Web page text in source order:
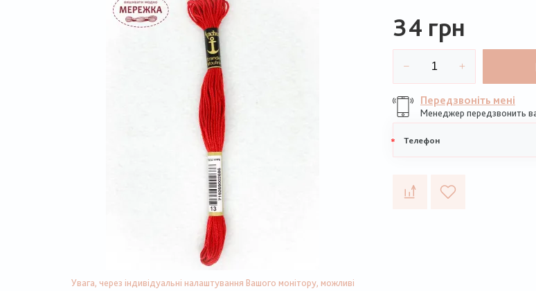
Увага, через індивідуальні налаштування Вашого монітору, можливі
34 грн
Передзвоніть мені
Менеджер передзвонить
телефон